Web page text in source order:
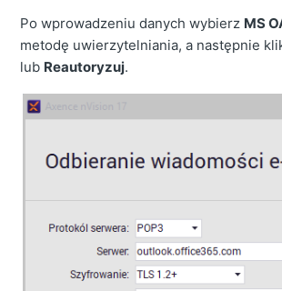
Po wprowadzeniu danych wybierz MS
metodę uwierzytelniania, a następnie
lub Reautoryzuj.